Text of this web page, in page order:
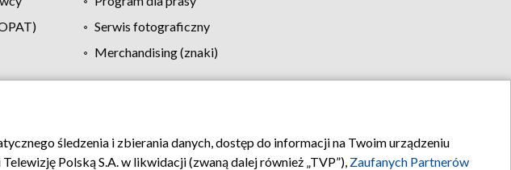
Serwis fotograficzny
Merchandising (znaki)
Pomoc Biuro reklamy Kontakt
śledzenia i zbierania danych, dostęp do informacji na Twoim urządzeniu
Polską S.A. w likwidacji (zwaną dalej również „TVP”), Zaufanych Partnerów